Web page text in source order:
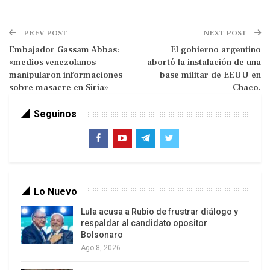
El Presidente de Siria, Bashar al-Assad, dijo que
las criticas circunstancias que atraviesa Siria
exigen de nosotros mayor audacia, solidez y
sentido de responsabilidad.
En su discurso ante el Consejo del Pueblo en
ocasión de su primer periodo legislativo, el
Presidente al-Assad dijo: “rendimos homenaje a
vano”.
El Presidente al-Assad se dirigió al nuevo
Parlamento diciendo: Hoy se inicia el nuevo
periodo legislativo en una coyuntural etapa cuyo
PREV POST
Embajador Gassam Abbas:
«medios venezolanos
manipularon informaciones
sobre masacre en Siria»
NEXT POST
El gobierno argentino
abortó la instalación de una
base militar de EEUU en
Chaco.
Seguinos
Lo Nuevo
Lula acusa a Rubio de frustrar diálogo y
respaldar al candidato opositor
Bolsonaro
Ago 8, 2026